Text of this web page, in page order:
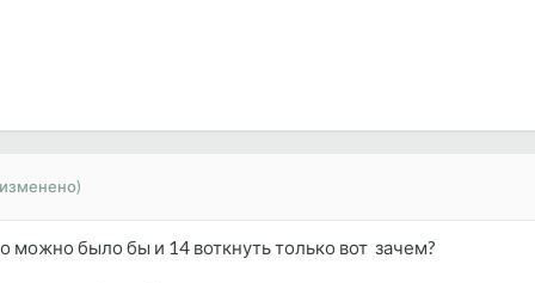
можно было бы и 14 воткнуть только вот зачем?